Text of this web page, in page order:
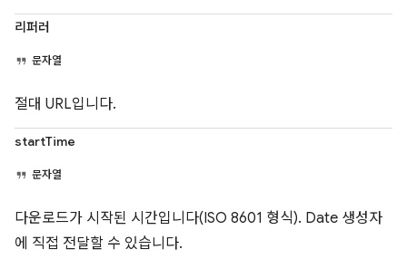
리퍼러
문자열
절대 URL입니다.
startTime
문자열
다운로드가 시작된 시간입니다(ISO 8601 형식). Date 생성자
에 직접 전달할 수 있습니다.